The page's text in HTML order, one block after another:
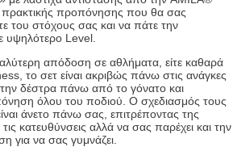
πρακτικής προπόνησης που θα σας
του στόχους σας και να πάτε την
Level.
απόδοση σε αθλήματα, είτε καθαρά
το σετ είναι ακριβώς πάνω στις ανάγκες
δέστρα πάνω από το γόνατο και
όλου του ποδιού. Ο σχεδιασμός τους
άνετο πάνω σας, επιτρέποντας της
κατευθύνσεις αλλά να σας παρέχει και την
για να σας γυμνάζει.